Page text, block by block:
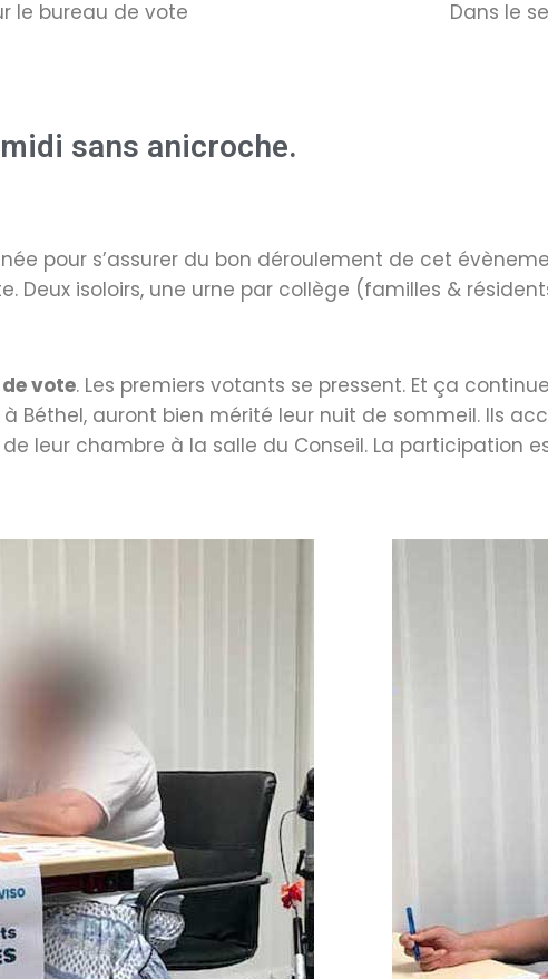
le bureau de vote Dans le
sans anicroche.
pour s’assurer du bon déroulement de cet
Deux isoloirs, une urne par collège (familles &
vote. Les premiers votants se pressent. Et ça
Béthel, auront bien mérité leur nuit de sommeil. Ils
leur chambre à la salle du Conseil. La participation